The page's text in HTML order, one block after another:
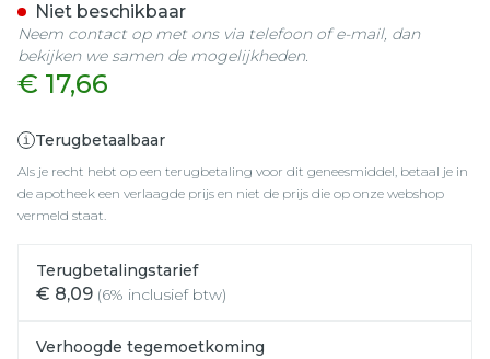
€ 17,66
Terugbetaalbaar
Als je recht hebt op een terugbetaling voor dit geneesmiddel, betaal je in
de apotheek een verlaagde prijs en niet de prijs die op onze webshop
vermeld staat.
Terugbetalingstarief
€ 8,09 (6% inclusief btw)
Verhoogde tegemoetkoming
Niet beschikbaar
Neem contact op met ons via telefoon of e-mail, dan
bekijken we samen de mogelijkheden.